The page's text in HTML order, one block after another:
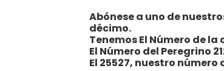
Abónese a uno de
décimo.
Tenemos El Número de la
El Número del Peregrino
El 25527, nuestro número